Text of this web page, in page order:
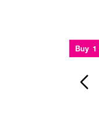
Buy 1